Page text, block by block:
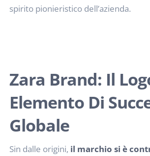
spirito pionieristico dell’azienda.
Zara Brand: Il
Elemento Di
Globale
Sin dalle origini, il marchio si è